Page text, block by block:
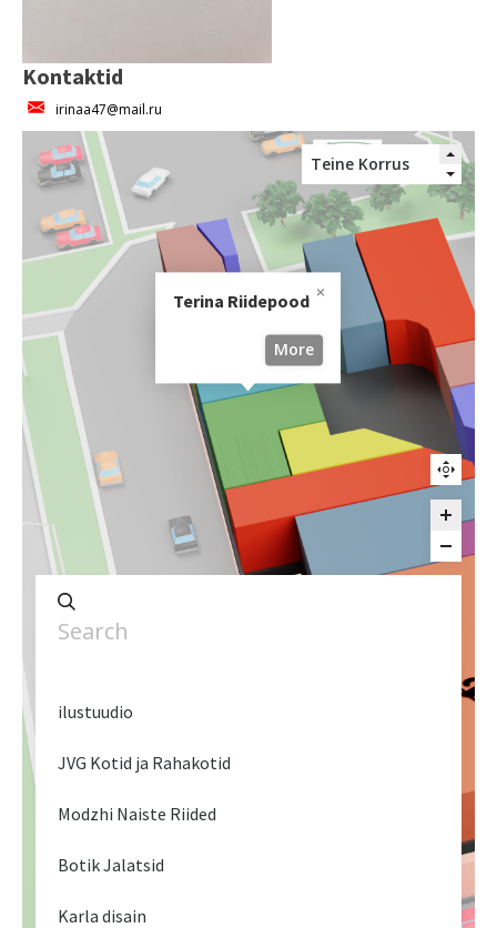
Kontaktid
irinaa47@mail.ru
Terina Riidepood
More
ilustuudio
JVG Kotid ja Rahakotid
Modzhi Naiste Riided
Botik Jalatsid
Karla disain